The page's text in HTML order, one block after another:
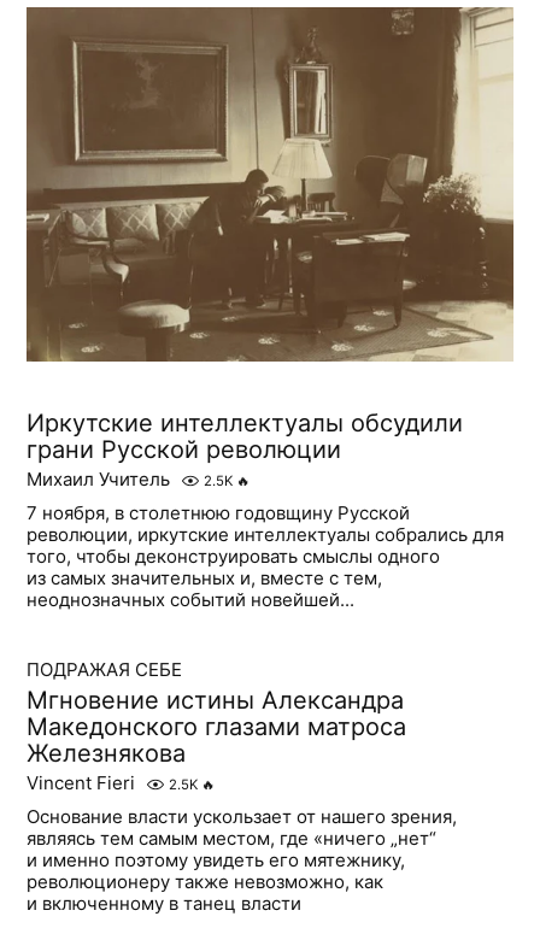
Иркутские интеллектуалы обсудили
грани Русской революции
Михаил Учитель 2.5K 🔥
7 ноября, в столетнюю годовщину Русской
революции, иркутские интеллектуалы собрались для
того, чтобы деконструировать смыслы одного
из самых значительных и, вместе с тем,
неоднозначных событий новейшей...
ПОДРАЖАЯ СЕБЕ
Мгновение истины Александра
Македонского глазами матроса
Железнякова
Vincent Fieri 2.5K 🔥
Основание власти ускользает от нашего зрения,
являясь тем самым местом, где «ничего „нет“
и именно поэтому увидеть его мятежнику,
революционеру также невозможно, как
и включенному в танец власти